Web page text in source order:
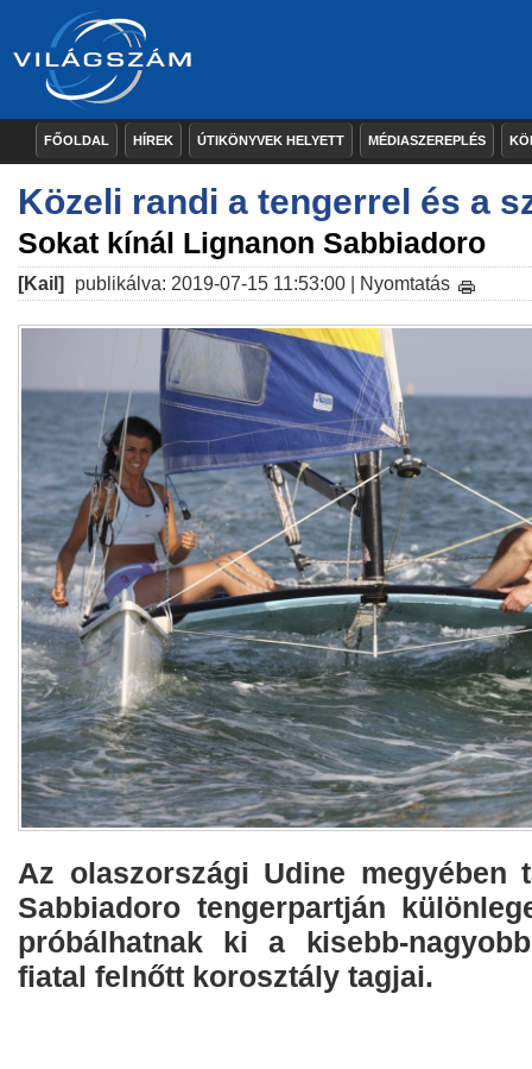
FŐOLDAL HÍREK ÚTIKÖNYVEK HELYETT MÉDIASZEREPLÉS
Közeli randi a tengerrel és a
Sokat kínál Lignanon Sabbiadoro
[Kail] publikálva: 2019-07-15 11:53:00 | Nyomtatás
Az olaszországi Udine megyében
Sabbiadoro tengerpartján
próbálhatnak ki a kisebb-
fiatal felnőtt korosztály tagjai.